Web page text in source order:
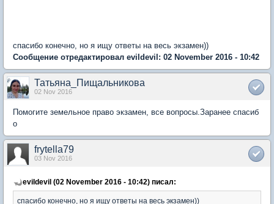
спасибо конечно, но я ищу ответы на весь экзамен))
Сообщение отредактировал evildevil: 02 November 2016 - 10:42
Татьяна_Пищальникова
02 Nov 2016
Помогите земельное право экзамен, все вопросы.Заранее спасиб
о
frytella79
03 Nov 2016
evildevil (02 November 2016 - 10:42) писал:
спасибо конечно, но я ищу ответы на весь экзамен))